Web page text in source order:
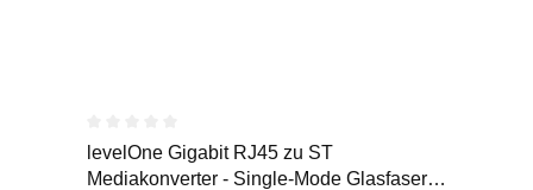
Durchschnittliche Bewertung von 0 von 5 Sternen
levelOne Gigabit RJ45 zu ST
Mediakonverter - Single-Mode Glasfaser -